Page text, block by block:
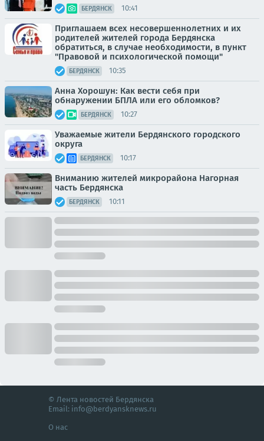
БЕРДЯНСК 10:41
Приглашаем всех несовершеннолетних и их
родителей жителей города Бердянска
обратиться, в случае необходимости, в пункт
"Правовой и психологической помощи"
БЕРДЯНСК 10:35
Анна Хорошун: Как вести себя при
обнаружении БПЛА или его обломков?
БЕРДЯНСК 10:27
Уважаемые жители Бердянского городского
округа
БЕРДЯНСК 10:17
Вниманию жителей микрорайона Нагорная
часть Бердянска
БЕРДЯНСК 10:11
© Лента новостей Бердянска
Email: info@berdyansknews.ru
О нас